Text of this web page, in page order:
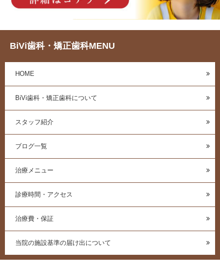
BiVi歯科・矯正歯科MENU
HOME
BiVi歯科・矯正歯科について
スタッフ紹介
ブログ一覧
治療メニュー
診療時間・アクセス
治療費・保証
当院の施設基準の届け出について